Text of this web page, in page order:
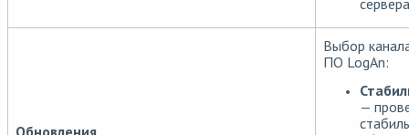
Выбор
ПО LogAn:
—